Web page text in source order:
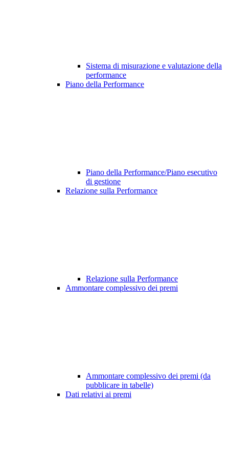
Sistema di misurazione e valutazione della
performance
Piano della Performance
Piano della Performance/Piano esecutivo
di gestione
Relazione sulla Performance
Relazione sulla Performance
Ammontare complessivo dei premi
Ammontare complessivo dei premi (da
pubblicare in tabelle)
Dati relativi ai premi